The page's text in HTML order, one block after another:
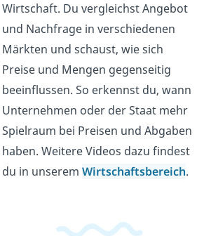
Wirtschaft. Du vergleichst Angebot
und Nachfrage in verschiedenen
Märkten und schaust, wie sich
Preise und Mengen gegenseitig
beeinflussen. So erkennst du, wann
Unternehmen oder der Staat mehr
Spielraum bei Preisen und Abgaben
haben. Weitere Videos dazu findest
du in unserem Wirtschaftsbereich.